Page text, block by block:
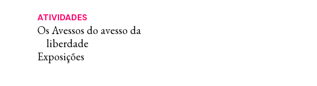
ATIVIDADES
Os Avessos do avesso da
liberdade
Exposições